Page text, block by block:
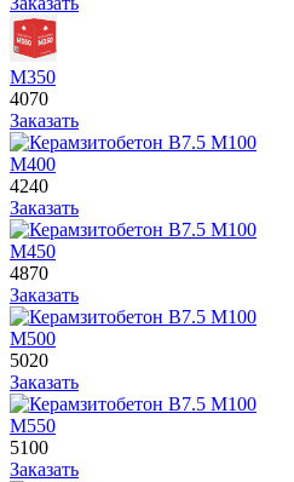
М350
4070
Заказать
М400
4240
Заказать
М450
4870
Заказать
М500
5020
Заказать
М550
5100
Заказать